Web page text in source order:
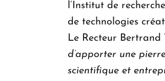
l’Institut de
de technologies
Le Recteur Bertrand
d’apporter une
scientifique et